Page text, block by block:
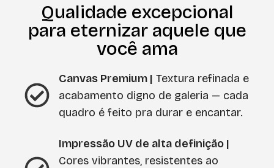
Qualidade excepcional
para eternizar aquele que
você ama
Canvas Premium | Textura refinada e
acabamento digno de galeria — cada
quadro é feito pra durar e encantar.
Impressão UV de alta definição |
Cores vibrantes, resistentes ao